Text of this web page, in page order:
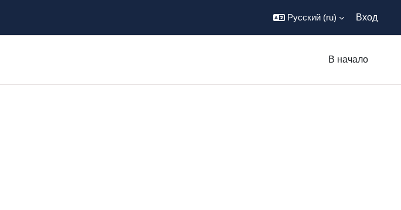
Русский ‎(ru)‎ Вход
В начало